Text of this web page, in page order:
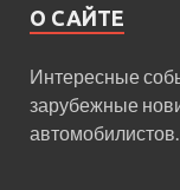
О САЙТЕ
Интересные
зарубежные
автомобилистов.